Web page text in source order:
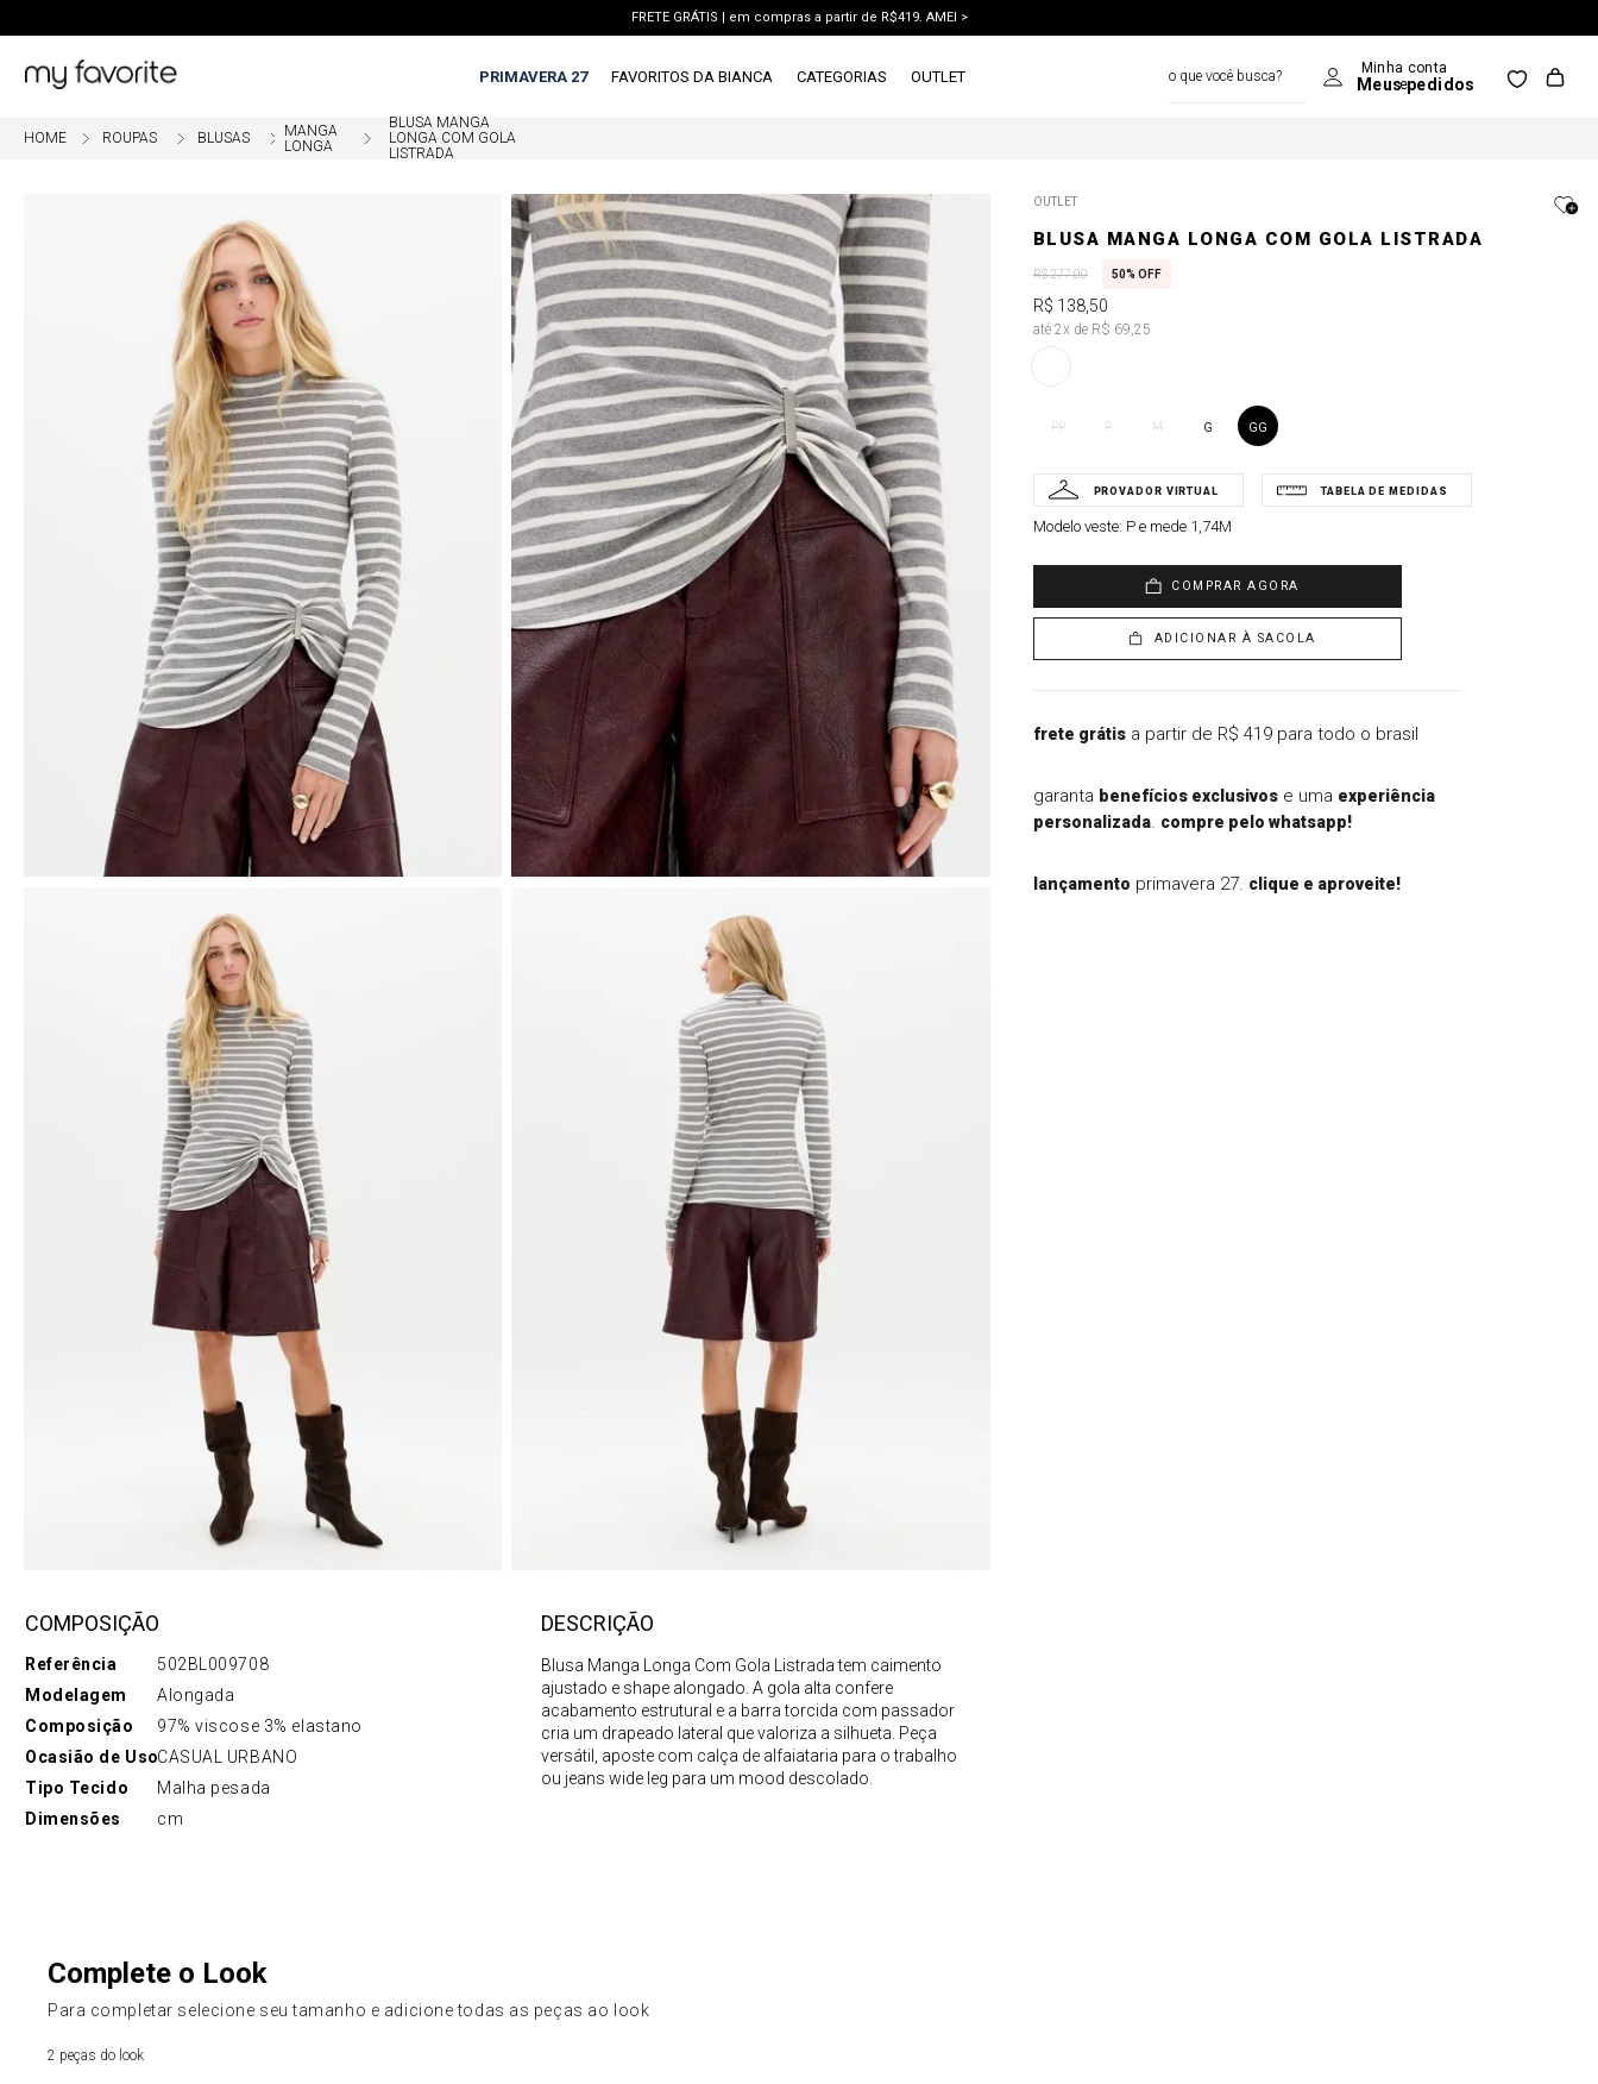
FRETE GRÁTIS | em compras a partir de R$419. AMEI >
PRIMAVERA 27 FAVORITOS DA BIANCA CATEGORIAS OUTLET
ROUPAS BLUSAS
MANGA
LONGA
BLUSA MANGA
LONGA COM GOLA
LISTRADA
COMPOSIÇÃO
Referência
502BL009708
Modelagem
Alongada
Composição
97% viscose 3% elastano
Ocasião de UsoCASUAL URBANO
Tipo Tecido
Malha pesada
Dimensões
cm
DESCRIÇÃO
Blusa Manga Longa Com Gola Listrada tem caimento
ajustado e shape alongado. A gola alta confere
acabamento estrutural e a barra torcida com passador
cria um drapeado lateral que valoriza a silhueta. Peça
versátil, aposte com calça de alfaiataria para o trabalho
ou jeans wide leg para um mood descolado.
OUTLET
BLUSA MANGA LONGA COM GOLA LISTRADA
R$277,00 50% OFF
R$ 138, 50
até 2x de R$ 69,25
PP P M G GG
Modelo veste: P e mede 1,74M
COMPRAR AGORA
ADICIONAR À SACOLA
frete grátisa partir de R$ 419 para todo o brasil
garanta benefícios exclusivose uma experiência
personalizada. compre pelo whatsapp!
lançamento primavera 27. clique e aproveite!
Complete o Look
Para completar selecione seu tamanho e adicione todas as peças ao look
2 peças do look
1º
vestido
2 º
blusa
3º
calca jeans
4
calca
5º
saia
6º
short
7º
conjunto
8º
jaqueta
9º
blazer
10º casaco